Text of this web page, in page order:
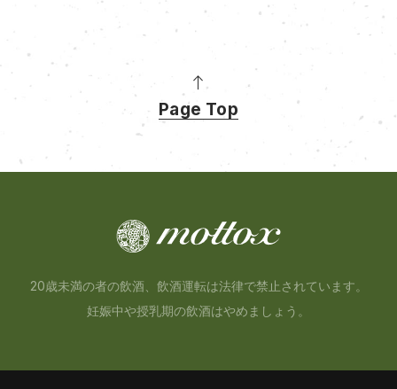
Page Top
20歳未満の者の飲酒、飲酒運転は法律で禁止されています。
妊娠中や授乳期の飲酒はやめましょう。